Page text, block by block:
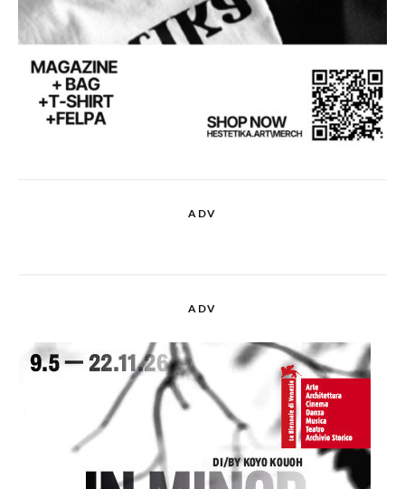
ADV
ADV